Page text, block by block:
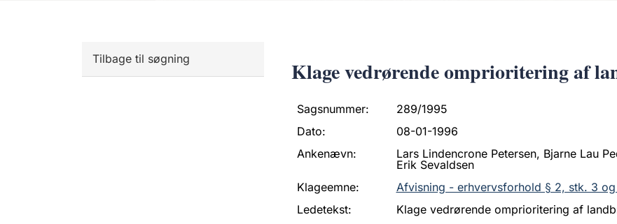
Tilbage til søgning Klage vedrørende omprioritering af
Sagsnummer:
289/1995
Dato:
08-01-1996
Ankenævn:
Lars Lindencrone Petersen, Bjarne Lau
Erik Sevaldsen
Klageemne:
Afvisning - erhvervsforhold § 2, stk. 3
Ledetekst:
Klage vedrørende omprioritering af